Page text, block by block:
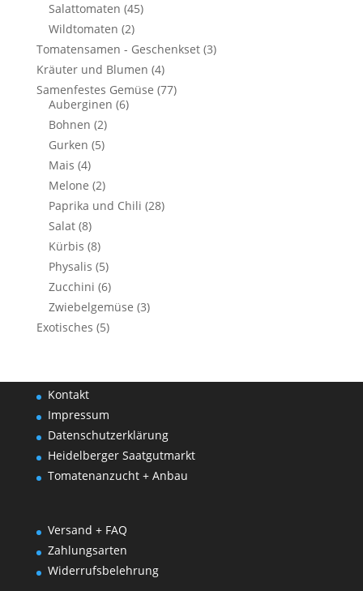
Salattomaten (45)
Wildtomaten (2)
Tomatensamen - Geschenkset (3)
Kräuter und Blumen (4)
Samenfestes Gemüse (77)
Auberginen (6)
Bohnen (2)
Gurken (5)
Mais (4)
Melone (2)
Paprika und Chili (28)
Salat (8)
Kürbis (8)
Physalis (5)
Zucchini (6)
Zwiebelgemüse (3)
Exotisches (5)
Kontakt
Impressum
Datenschutzerklärung
Heidelberger Saatgutmarkt
Tomatenanzucht + Anbau
Versand + FAQ
Zahlungsarten
Widerrufsbelehrung